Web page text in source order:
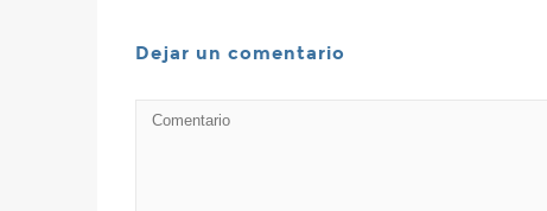
Dejar un comentario